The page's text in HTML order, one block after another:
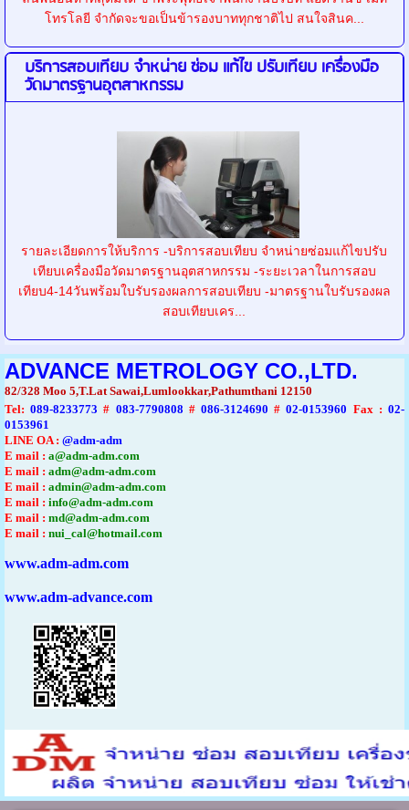
โทรโลยี จำกัดจะขอเป็นข้ารองบาททุกชาติไป สนใจสินค...
บริการสอบเทียบ จำหน่าย ซ่อม แก้ไข ปรับเทียบ เครื่องมือ
วัดมาตรฐานอุตสาหกรรม
รายละเอียดการให้บริการ -บริการสอบเทียบ จำหน่ายซ่อมแก้ไขปรับ
เทียบเครื่องมือวัดมาตรฐานอุตสาหกรรม -ระยะเวลาในการสอบ
เทียบ4-14วันพร้อมใบรับรองผลการสอบเทียบ -มาตรฐานใบรับรองผล
สอบเทียบเคร...
ADVANCE METROLOGY CO.,LTD.
82/328 Moo 5,T.Lat Sawai,Lumlookkar,Pathumthani 12150
Tel: 089-8233773 # 083-7790808 #086-3124690 #02-0153960 Fax :02-
0153961
LINE OA : @adm-adm
E mail : a@adm-adm.com
E mail : adm@adm-adm.com
E mail : admin@adm-adm.com
E mail : info@adm-adm.com
E mail : md@adm-adm.com
E mail : nui_cal@hotmail.com
www.adm-adm.com
www.adm-advance.com